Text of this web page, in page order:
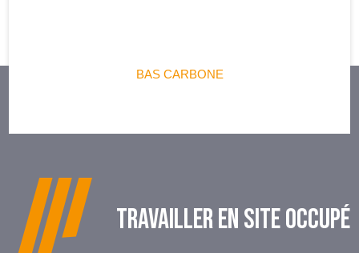
BAS CARBONE
TRAVAILLER EN SITE OCCUPÉ